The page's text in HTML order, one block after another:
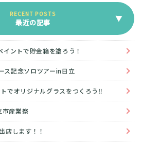
最近の記事
ントで貯金箱を塗ろう！
記念ソロツアーin日立
でオリジナルグラスをつくろう‼
産業祭
します！！